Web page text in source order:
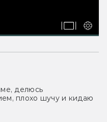
делюсь
плохо шучу и кидаю